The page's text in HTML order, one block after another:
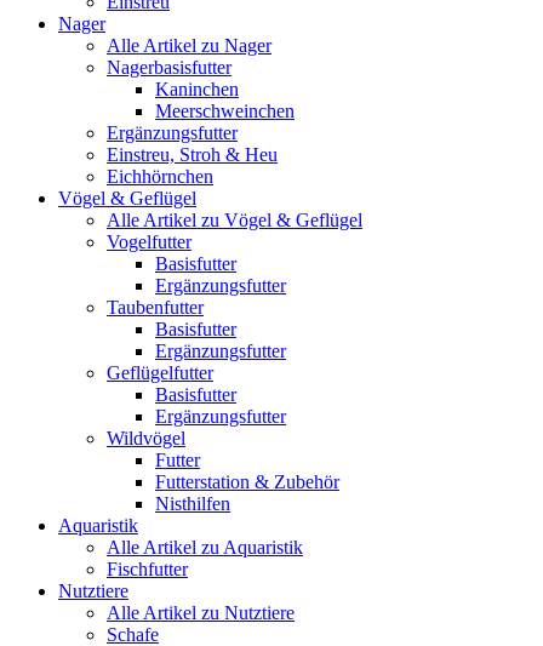
Nager
Alle Artikel zu Nager
Nagerbasisfutter
Kaninchen
Meerschweinchen
Ergänzungsfutter
Einstreu, Stroh & Heu
Eichhörnchen
Vögel & Geflügel
Alle Artikel zu Vögel & Geflügel
Vogelfutter
Basisfutter
Ergänzungsfutter
Taubenfutter
Basisfutter
Ergänzungsfutter
Geflügelfutter
Basisfutter
Ergänzungsfutter
Wildvögel
Futter
Futterstation & Zubehör
Nisthilfen
Aquaristik
Alle Artikel zu Aquaristik
Fischfutter
Nutztiere
Alle Artikel zu Nutztiere
Schafe